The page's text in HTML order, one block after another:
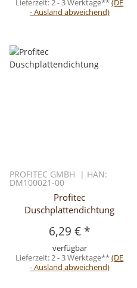
Lieferzeit:2 - 3 Werktage**(DE
- Ausland abweichend)
PROFITEC GMBH | HAN:
DM100021-00
Profitec
Duschplattendichtung
6,29 € *
verfügbar
Lieferzeit:2 - 3 Werktage**(DE
- Ausland abweichend)